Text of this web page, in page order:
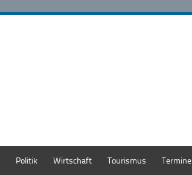
Politik Wirtschaft Tourismus Termine